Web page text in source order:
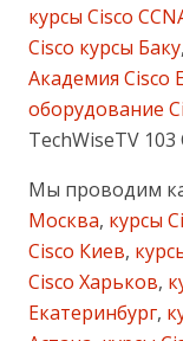
курсы Cisco
Cisco курсы Баку,
Академия Cisco
оборудование
TechWiseTV
Мы проводим
Москва, курсы
Cisco Киев,
Cisco Харьков,
Екатеринбург,